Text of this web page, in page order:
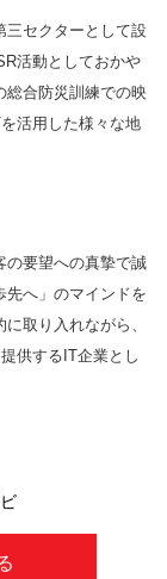
三セクターとして設
活動としておかや
総合防災訓練での映
活用した様々な地
の要望への真摯で誠
先へ」のマインドを
取り入れながら、
供するIT企業とし